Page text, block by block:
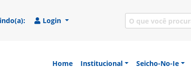
Login
Home Institucional Seicho-No-Ie